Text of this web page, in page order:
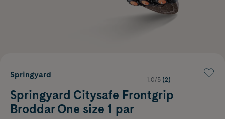
Springyard
1.0/5 (2)
Springyard Citysafe Frontgrip
Broddar One size 1 par